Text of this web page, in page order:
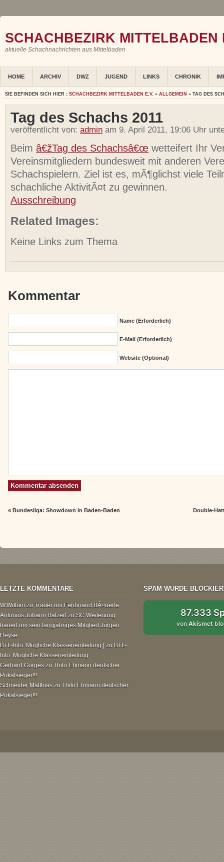
SCHACHBEZIRK MITTELBADEN
aktuelle Schachnachrichten aus Mittelbaden
HOME ARCHIV DWZ JUGEND LINKS CHRONIK
SIE BEFINDEN SICH HIER : SCHACHBEZIRK MITTELBADEN E.V. » ALLGEMEIN » TAG DES
Tag des Schachs 2011
veröffentlicht von: admin am 9. April 2011, 19:06 Uhr
Beim â€žTag des Schachsâ€œ wetteifert Ihr
Vereinsmitgliedern bundesweit mit anderen
Schachspielern. Ziel ist es, mÃ¶glichst viele
schachliche AktivitÃ¤t zu gewinnen.
Ausschreibung
Related Images:
Keine Links zum Thema
Kommentar
Name (erforderlich)
E-Mail (erforderlich)
Website (Optional)
«Bundesliga: Showdown in Baden-Baden Double-
LETZTE KOMMENTARE
W.Wittum zu Trauer um Ferdinand BÃ¤uerle
Antonius Johann Balzertzu SC Weitenung
trauert um sein langjähriges Mitglied Jürgen
Heyse
BTL-Info: Mögliche Klasseneinteilung | zu BTL-
Info: Mögliche Klasseneinteilung
Gerhard Gorges zu Thilo Ehmann deutscher
Pokalsieger!!!
Schneider Matthias zu Thilo Ehmann deutscher
Pokalsieger!!!
SPAM WURDE
87.333
vonAkismet